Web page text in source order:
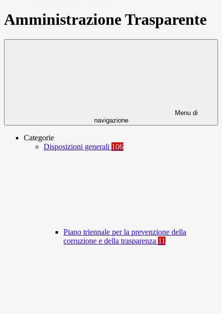
Amministrazione Trasparente
Menu di
navigazione
Categorie
Disposizioni generali 106
Piano triennale per la prevenzione della
corruzione e della trasparenza 11